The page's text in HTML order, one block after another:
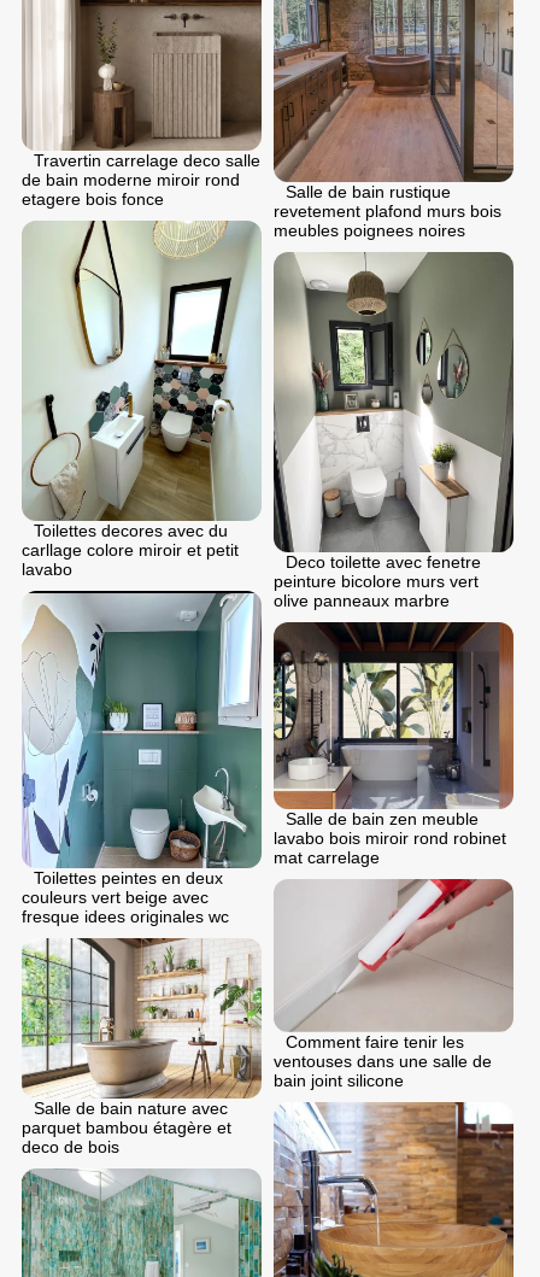
Salle de bain rustique
revetement plafond murs bois
meubles poignees noires
Travertin carrelage deco salle
de bain moderne miroir rond
etagere bois fonce
Toilettes decores avec du
carllage colore miroir et petit
lavabo
Deco toilette avec fenetre
peinture bicolore murs vert
olive panneaux marbre
Toilettes peintes en deux
couleurs vert beige avec
fresque idees originales wc
Salle de bain zen meuble
lavabo bois miroir rond robinet
mat carrelage
Comment faire tenir les
ventouses dans une salle de
bain joint silicone
Salle de bain nature avec
parquet bambou étagère et
deco de bois